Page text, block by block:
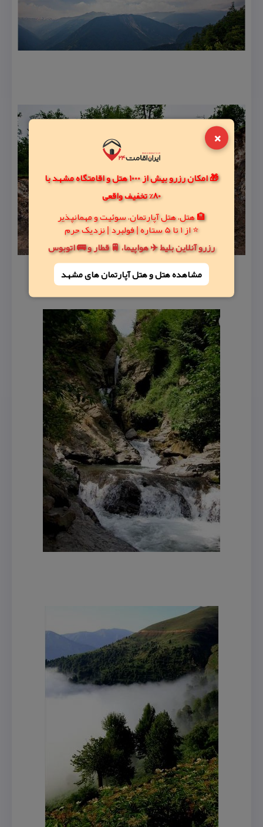
×
🎁 امکان رزرو بیش از 1000 هتل و اقامتگاه مشهد با
80% تخفیف واقعی
🏨 هتل، هتل آپارتمان، سوئیت و مهمانپذیر
⭐ از 1 تا 5 ستاره | فولبرد | نزدیک حرم
رزرو آنلاین بلیط ✈️ هواپیما، 🚆 قطار و 🚌 اتوبوس
مشاهده هتل و هتل‌ آپارتمان های مشهد